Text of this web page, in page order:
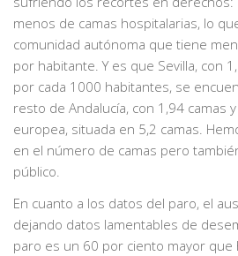
menos de camas hospitalarias, lo
comunidad autónoma que tiene
por habitante. Y es que Sevilla, con
por cada 1000 habitantes, se
resto de Andalucía, con 1,94 camas
europea, situada en 5,2 camas.
en el número de camas pero
público.
En cuanto a los datos del paro, el
dejando datos lamentables de
paro es un 60 por ciento mayor que